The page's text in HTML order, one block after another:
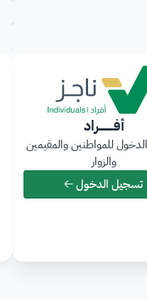
أفــــــــــراد
للمواطنين والمقيمين
والزوار
إلى أفــــــــــراد تسجيل الدخول